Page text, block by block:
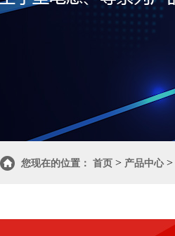
您现在的位置： 首页 > 产品中心>